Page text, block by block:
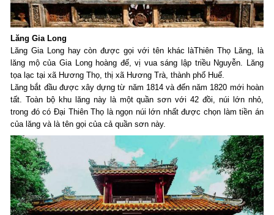
Lăng Gia Long
Lăng Gia Long hay còn được gọi với tên khác làThiên Thọ Lăng, là
lăng mộ của Gia Long hoàng đế, vị vua sáng lập triều Nguyễn. Lăng
tọa lạc tại xã Hương Thọ, thị xã Hương Trà, thành phố Huế.
Lăng bắt đầu được xây dựng từ năm 1814 và đến năm 1820 mới hoàn
tất. Toàn bộ khu lăng này là một quần sơn với 42 đồi, núi lớn nhỏ,
trong đó có Đại Thiên Thọ là ngọn núi lớn nhất được chọn làm tiền án
của lăng và là tên gọi của cả quần sơn này.